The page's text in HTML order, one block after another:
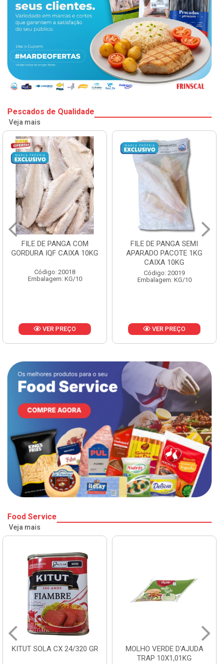
Pescados de Qualidade
Veja mais
FILE DE PANGA SEMI
APARADO PACOTE 1KG
Código: 20019
Embalagem: KG/10
VER PREÇO
POLACA DESFIADA
PESCAMARES PCT5KG
CX10KG
Código: 20161
Embalagem: KG/10
VER PREÇO
Food Service
Veja mais
GR
MOLHO VERDE D'AJUDA
FRUTAS
CX 10KG